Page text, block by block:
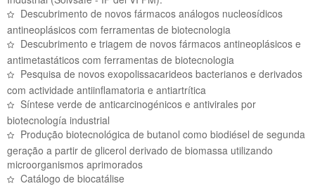
Descubrimento de novos fármacos análogos nucleosídicos
antineoplásicos com ferramentas de biotecnologia
Descubrimento e triagem de novos fármacos antineoplásicos e
antimetastáticos com ferramentas de biotecnologia
Pesquisa de novos exopolissacarideos bacterianos e derivados
com actividade antiinflamatoria e antiartrítica
Síntese verde de anticarcinogénicos e antivirales por
biotecnología industrial
Produção biotecnológica de butanol como biodiésel de segunda
geração a partir de glicerol derivado de biomassa utilizando
microorganismos aprimorados
Catálogo de biocatálise